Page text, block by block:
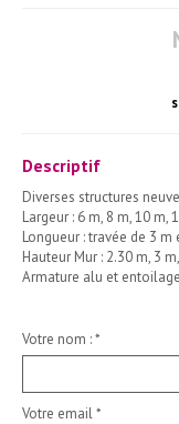
Descriptif
Diverses structures
Largeur : 6 m, 8 m, 10 m,
Longueur : travée de 3 m
Hauteur Mur : 2.30 m, 3
Armature alu et
Votre nom :*
Votre email*